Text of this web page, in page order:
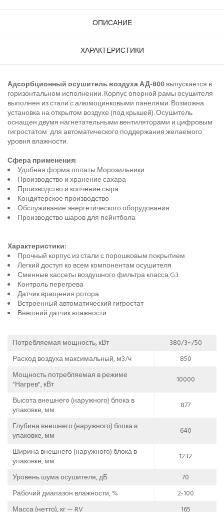
ОПИСАНИЕ
ХАРАКТЕРИСТИКИ
Адсорбционный осушитель воздуха АД-800выпускается в
горизонтальном исполнении. Корпус опорной рамы осушителя
выполнен из стали с алюмоцинковыми панелями. Возможна
установка на открытом воздухе (под крышей). Осушитель
оснащен двумя нагнетательными вентиляторами и цифровым
гигростатом для автоматического поддержания желаемого
уровня влажности.
Сфера применения:
Удобная форма оплаты Морозильники
Производство и хранение сахара
Производство и копчение сыра
Кондитерское производство
Обслуживание энергетического оборудования
Производство шаров для пейнтбола
Характеристики:
Прочный корпус из стали с порошковым покрытием
Легкий доступ ко всем компонентам осушителя
Сменные кассеты воздушного фильтра класса G3
Контроль перегрева
Датчик вращения ротора
Встроенный автоматический гигростат
Внешний датчик влажности
Потребляемая мощность, кВт
380/3~/50
Расход воздуха максимальный, м3/ч
850
Мощность потребляемая в режиме
"Нагрев", кВт
10000
Высота внешнего (наружного) блока в
упаковке, мм
877
Глубина внешнего (наружного) блока в
упаковке, мм
640
Ширина внешнего (наружного) блока в
упаковке, мм
1232
Уровень шума осушителя, дБ
70
Рабочий диапазон влажности, %
2-100
Масса (нетто), кг — RV
165